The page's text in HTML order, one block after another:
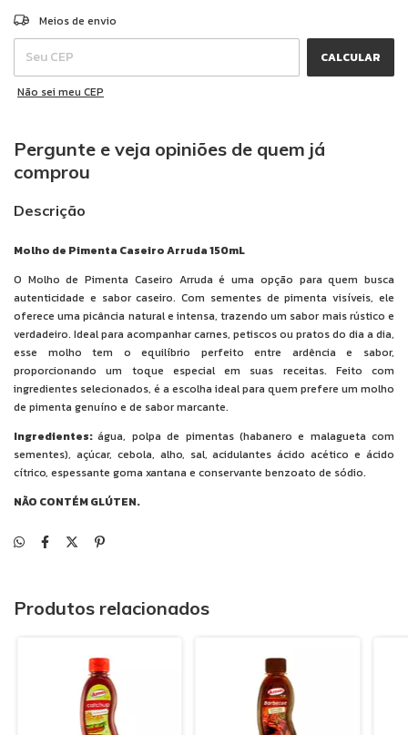
Entregas para o CEP:
Meios de envio
CALCULAR
Não sei meu CEP
Pergunte e veja opiniões de quem já
comprou
Descrição
Molho de Pimenta Caseiro Arruda 150mL
O Molho de Pimenta Caseiro Arruda é uma opção para quem busca
autenticidade e sabor caseiro. Com sementes de pimenta visíveis, ele
oferece uma picância natural e intensa, trazendo um sabor mais rústico e
verdadeiro. Ideal para acompanhar carnes, petiscos ou pratos do dia a dia,
esse molho tem o equilíbrio perfeito entre ardência e sabor,
proporcionando um toque especial em suas receitas. Feito com
ingredientes selecionados, é a escolha ideal para quem prefere um molho
de pimenta genuíno e de sabor marcante.
Ingredientes:água, polpa de pimentas (habanero e malagueta com
sementes), açúcar, cebola, alho, sal, acidulantes ácido acético e ácido
cítrico, espessante goma xantana e conservante benzoato de sódio.
NÃO CONTÉM GLÚTEN.
Produtos relacionados